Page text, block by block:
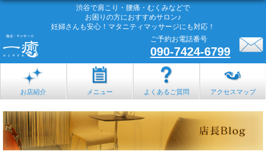
渋谷で肩こり・腰痛・むくみなどで
お困りの方におすすめサロン♪
妊婦さんも安心！マタニティマッサージにも対応！
ご予約お電話番号
090-7424-6799
お店紹介 メニュー よくあるご質問 アクセスマップ